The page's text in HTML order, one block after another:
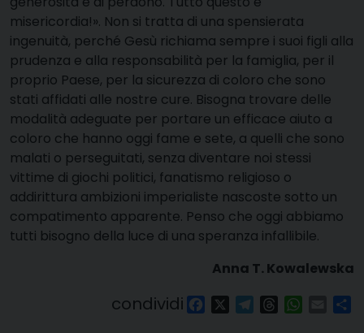
misericordia!». Non si tratta di una spensierata
ingenuità, perché Gesù richiama sempre i suoi figli alla
prudenza e alla responsabilità per la famiglia, per il
proprio Paese, per la sicurezza di coloro che sono
stati affidati alle nostre cure. Bisogna trovare delle
modalità adeguate per portare un efficace aiuto a
coloro che hanno oggi fame e sete, a quelli che sono
malati o perseguitati, senza diventare noi stessi
vittime di giochi politici, fanatismo religioso o
addirittura ambizioni imperialiste nascoste sotto un
compatimento apparente. Penso che oggi abbiamo
tutti bisogno della luce di una speranza infallibile.
Anna T. Kowalewska
condividi FacebookTelegram
Threads Email